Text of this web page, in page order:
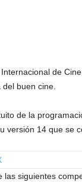
de
buen cine.
de la
versión 14 que se
siguientes